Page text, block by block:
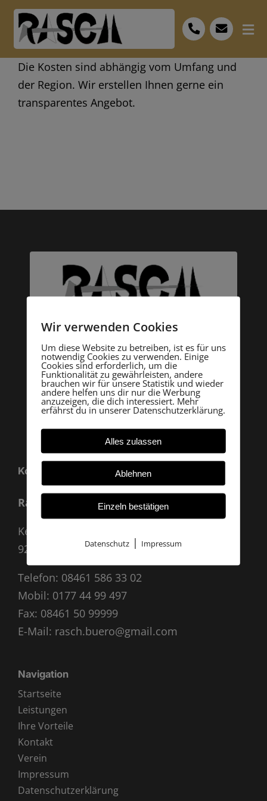
Skip
content
Start
Leistungen
Die Kosten sind abhängig vom Umfang und
der Region. Wir erstellen Ihnen gerne ein
transparentes Angebot.
Kontakt
Rasch Archäologie
Kevenhüll A 33
92339 Beilngries
Telefon: 08461 586 33 02
Mobil: 0177 44 99 497
Fax: 08461 50 99999
E-Mail: rasch.buero@gmail.com
Navigation
Startseite
Leistungen
Ihre Vorteile
Kontakt
Verein
Impressum
Datenschutzerklärung
Wir verwenden Cookies
Um diese Website zu betreiben, ist es für uns
notwendig Cookies zu verwenden. Einige
Cookies sind erforderlich, um die
Funktionalität zu gewährleisten, andere
brauchen wir für unsere Statistik und wieder
andere helfen uns dir nur die Werbung
anzuzeigen, die dich interessiert. Mehr
erfährst du in unserer Datenschutzerklärung.
Alles zulassen
Ablehnen
Einzeln bestätigen
Datenschutz | Impressum